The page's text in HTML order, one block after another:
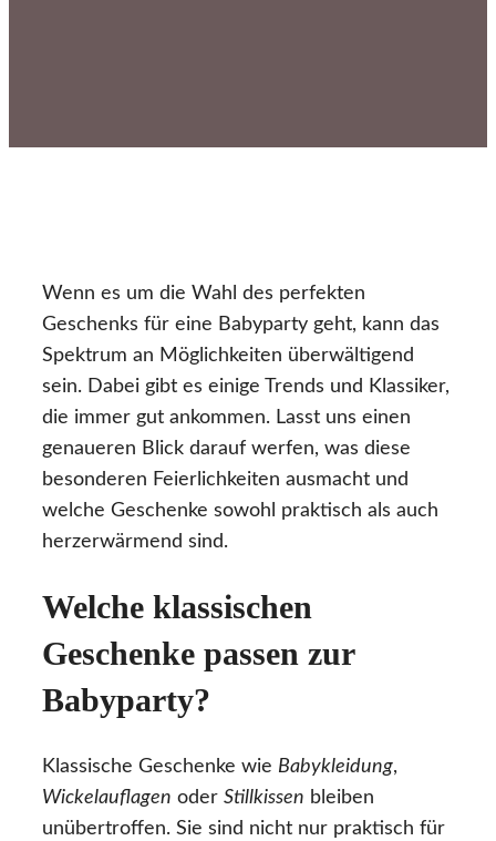
Wenn es um die Wahl des perfekten
Geschenks für eine Babyparty geht, kann das
Spektrum an Möglichkeiten überwältigend
sein. Dabei gibt es einige Trends und Klassiker,
die immer gut ankommen. Lasst uns einen
genaueren Blick darauf werfen, was diese
besonderen Feierlichkeiten ausmacht und
welche Geschenke sowohl praktisch als auch
herzerwärmend sind.
Welche klassischen
Geschenke passen zur
Babyparty?
Klassische Geschenke wie Babykleidung,
Wickelauflagen oder Stillkissen bleiben
unübertroffen. Sie sind nicht nur praktisch für